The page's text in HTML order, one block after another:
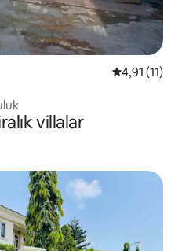
5 üzerinden
4,91 (11)
villalar